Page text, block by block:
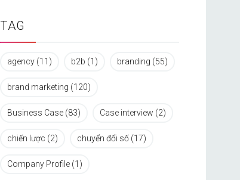
TAG
agency (11) b2b (1) branding (55)
brand marketing (120)
Business Case (83) Case interview (2)
chiến lược (2) chuyển đổi số (17)
Company Profile (1)